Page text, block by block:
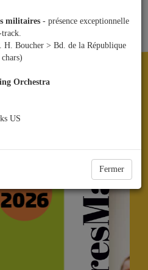
militaires - présence exceptionnelle
H. Boucher > Bd. de la République
Orchestra
US
Fermer
l'actualité